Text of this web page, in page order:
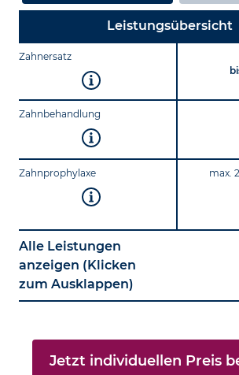
Leistungsübersicht
Zahnersatz
Zahnbehandlung
Zahnprophylaxe max.
Alle Leistungen
anzeigen (Klicken
zum Ausklappen)
Jetzt individuellen Preis